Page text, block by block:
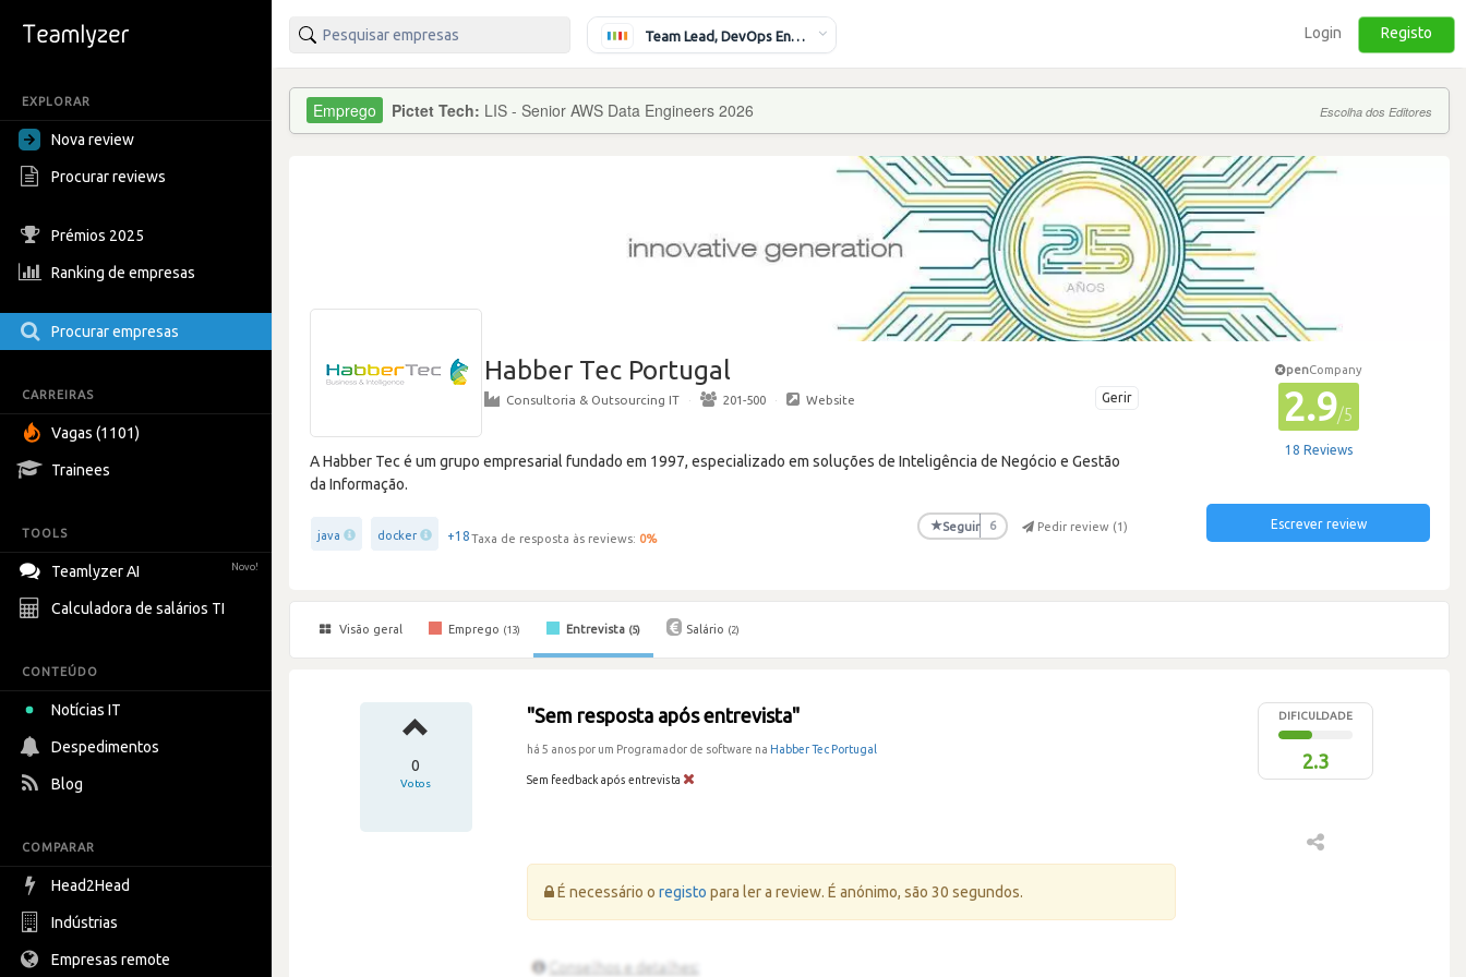
EXPLORAR
Nova review
Procurar reviews
Prémios 2025
Ranking de empresas
Procurar empresas
CARREIRAS
Vagas (1101)
Trainees
TOOLS
Teamlyzer AI Novo!
Calculadora de salários TI
CONTEÚDO
Notícias IT
Despedimentos
Blog
COMPARAR
Head2Head
Indústrias
Empresas remote
Team Lead, DevOps Engineer Login Registo
Pictet Tech: LIS - Senior AWS Data Engineers 2026 Escolha dos Editores
Habber Tec Portugal
Gerir
Consultoria & Outsourcing IT · 201-500 · Website
A Habber Tec é um grupo empresarial fundado em 1997, especializado em soluções de Inteligência de Negócio e Gestão
da Informação.
java docker +18Taxa de resposta às reviews: 0%
★Seguir 6 Pedir review (1)
penCompany
2.9/5
18 Reviews
Escrever review
Visão geral Emprego (13) Entrevista (5) Salário (2)
0
Votos
"Sem resposta após entrevista"
há 5 anos por um Programador de software na Habber Tec Portugal
Sem feedback após entrevista
DIFICULDADE
2.3
Erro:
É necessário oregisto para ler a review. É anónimo, são 30 segundos.